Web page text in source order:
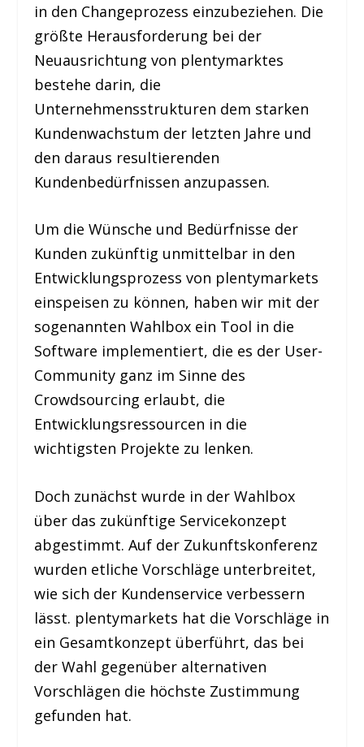
in den Changeprozess einzubeziehen. Die
größte Herausforderung bei der
Neuausrichtung von plentymarktes
bestehe darin, die
Unternehmensstrukturen dem starken
Kundenwachstum der letzten Jahre und
den daraus resultierenden
Kundenbedürfnissen anzupassen.
Um die Wünsche und Bedürfnisse der
Kunden zukünftig unmittelbar in den
Entwicklungsprozess von plentymarkets
einspeisen zu können, haben wir mit der
sogenannten Wahlbox ein Tool in die
Software implementiert, die es der User-
Community ganz im Sinne des
Crowdsourcing erlaubt, die
Entwicklungsressourcen in die
wichtigsten Projekte zu lenken.
Doch zunächst wurde in der Wahlbox
über das zukünftige Servicekonzept
abgestimmt. Auf der Zukunftskonferenz
wurden etliche Vorschläge unterbreitet,
wie sich der Kundenservice verbessern
lässt. plentymarkets hat die Vorschläge in
ein Gesamtkonzept überführt, das bei
der Wahl gegenüber alternativen
Vorschlägen die höchste Zustimmung
gefunden hat.